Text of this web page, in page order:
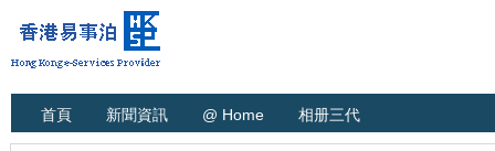
首頁 新聞資訊 @ Home 相册三代